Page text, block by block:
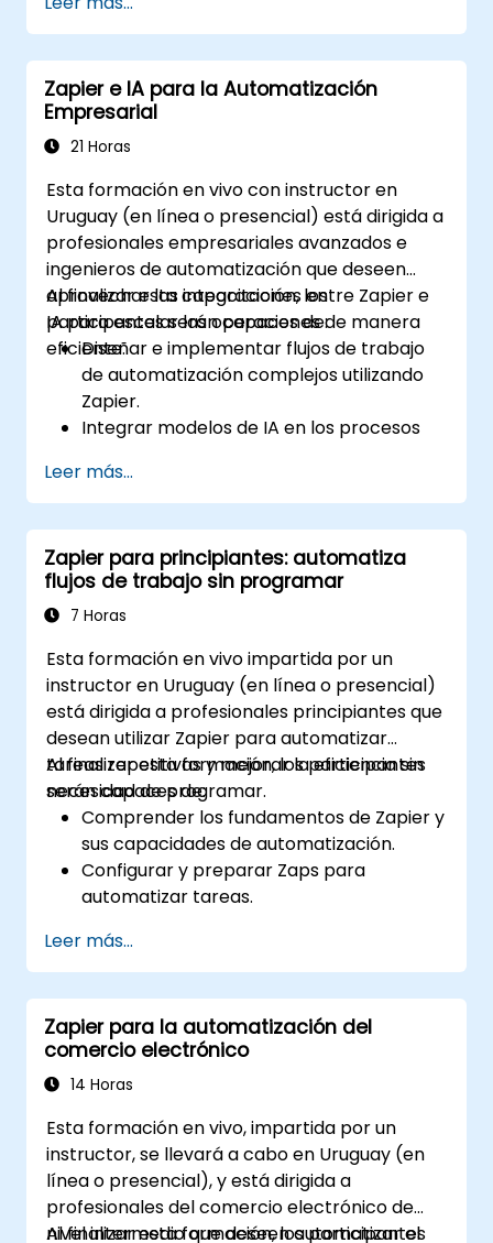
Zapier e IA para la Automatización
Empresarial
21 Horas
Esta formación en vivo con instructor en
Uruguay (en línea o presencial) está dirigida a
profesionales empresariales avanzados e
ingenieros de automatización que deseen
aprovechar las integraciones entre Zapier e
IA para escalar las operaciones de manera
eficiente.
Al finalizar esta capacitación, los
participantes serán capaces de:
Diseñar e implementar flujos de trabajo
de automatización complejos utilizando
Zapier.
Integrar modelos de IA en los procesos
predictivos.
Optimizar las operaciones automatizando
tareas entre múltiples plataformas.
Supervisar y solucionar problemas en
flujos de trabajo automatizados para
lograr una mejora continua.
Leer más...
Zapier para principiantes: automatiza
flujos de trabajo sin programar
7 Horas
Esta formación en vivo impartida por un
instructor en Uruguay (en línea o presencial)
está dirigida a profesionales principiantes que
desean utilizar Zapier para automatizar
tareas repetitivas y mejorar la eficiencia sin
necesidad de programar.
Al finalizar esta formación, los participantes
serán capaces de:
Comprender los fundamentos de Zapier y
sus capacidades de automatización.
Configurar y preparar Zaps para
automatizar tareas.
populares con Zapier.
Gestionar y optimizar flujos de trabajo
automatizados.
Leer más...
Zapier para la automatización del
comercio electrónico
14 Horas
Esta formación en vivo, impartida por un
instructor, se llevará a cabo en Uruguay (en
línea o presencial), y está dirigida a
profesionales del comercio electrónico de
nivel intermedio que deseen automatizar el
Al finalizar esta formación, los participantes